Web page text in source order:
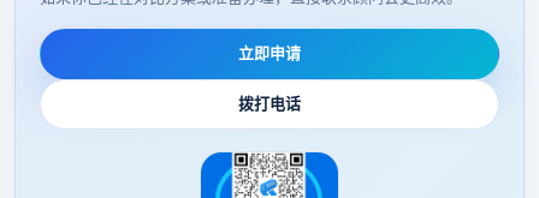
立即申请
拨打电话